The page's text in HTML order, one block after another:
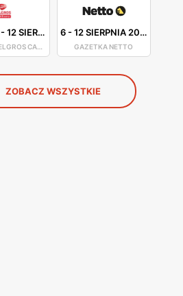
-12 SIERPNIA 2026
GAZETKA SELGROS CASH&CARRY
6-12 SIERPNIA 2026
GAZETKA NETTO
ZOBACZ WSZYSTKIE